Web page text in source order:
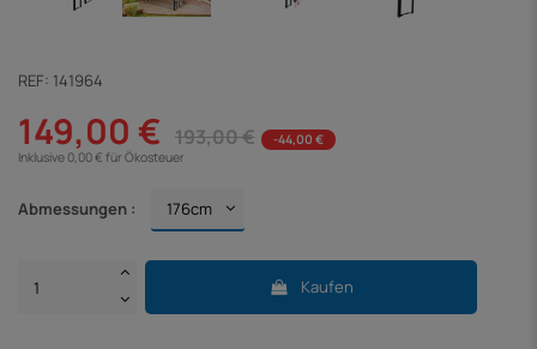
REF: 141964
149,00 € 193,00 €
-44,00 €
Inklusive 0,00 € für Ökosteuer
Abmessungen :
Kaufen